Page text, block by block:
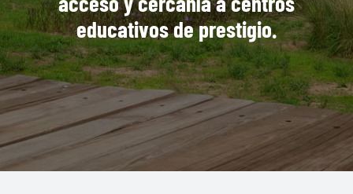
educativos de prestigio.